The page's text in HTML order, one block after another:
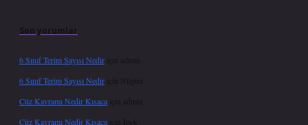
Son yorumlar
6 Sınıf Terim Sayısı Nedir için
admin
6 Sınıf Terim Sayısı Nedir için Nilgün
Cüz Kavramı Nedir Kısaca için
admin
Cüz Kavramı Nedir Kısaca için İpek